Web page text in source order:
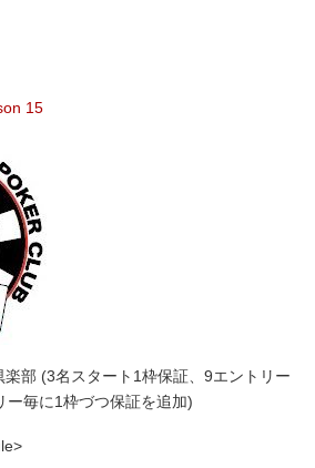
15
部 (3名スタート1枠保証、9エントリー
ー毎に1枠づつ保証を追加)